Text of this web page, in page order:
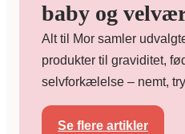
baby og
Alt til Mor samler
produkter til graviditet,
selvforkælelse – nemt,
Se flere artikler